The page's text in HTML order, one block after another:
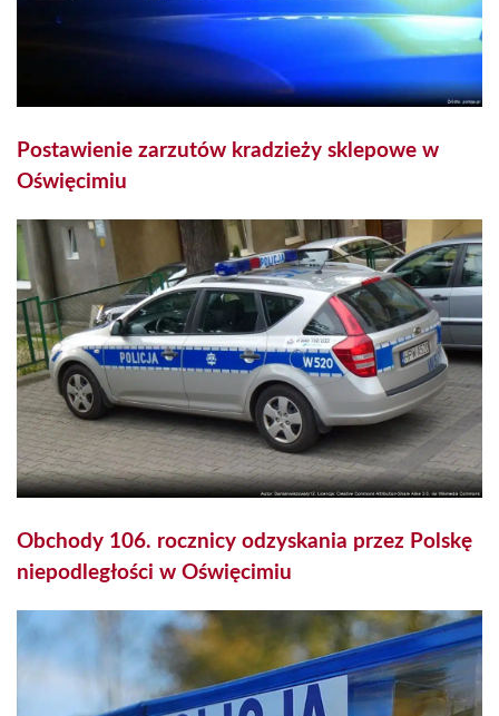
Postawienie zarzutów kradzieży sklepowe w
Oświęcimiu
Obchody 106. rocznicy odzyskania przez Polskę
niepodległości w Oświęcimiu